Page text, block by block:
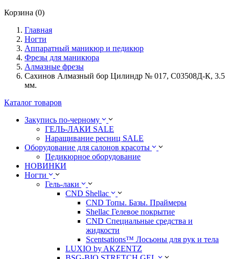
Корзина (0)
Главная
Ногти
Аппаратный маникюр и педикюр
Фрезы для маникюра
Алмазные фрезы
Сахинов Алмазный бор Цилиндр № 017, С03508Д-К, 3.5
мм.
Каталог товаров
Закупись по-черному
ГЕЛЬ-ЛАКИ SALE
Наращивание ресниц SALE
Оборудование для салонов красоты
Педикюрное оборудование
НОВИНКИ
Ногти
Гель-лаки
CND Shellac
CND Топы. Базы. Праймеры
Shellac Гелевое покрытие
CND Специальные средства и
жидкости
Scentsations™ Лосьоны для рук и тела
LUXIO by AKZENTZ